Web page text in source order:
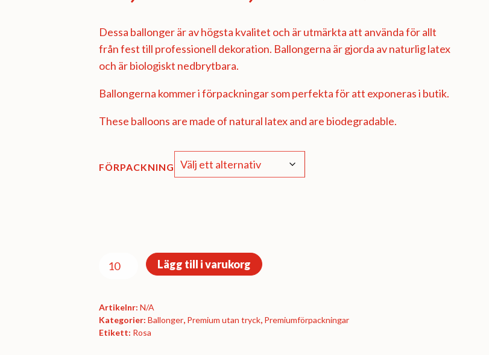
Prisintervall:
26,30 kr
till
73,85 kr
Dessa ballonger är av högsta kvalitet och är utmärkta att använda för allt
från fest till professionell dekoration. Ballongerna är gjorda av naturlig latex
och är biologiskt nedbrytbara.
Ballongerna kommer i förpackningar som perfekta för att exponeras i butik.
These balloons are made of natural latex and are biodegradable.
FÖRPACKNING
Premiumförpackning
-
Pink
Lägg till i varukorg
Artikelnr: N/A
Kategorier: Ballonger, Premium utan tryck, Premium­förpackningar
Etikett: Rosa